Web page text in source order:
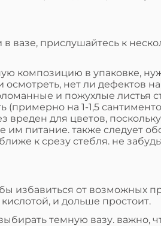
вазе, прислушайтесь к
композицию в упаковке,
осмотреть, нет ли дефектов
и пожухлые листья
(примерно на 1-1,5
вреден для цветов,
им питание. также следует
к срезу стебля. не
избавиться от возможных
и дольше простоит.
темную вазу. важно,